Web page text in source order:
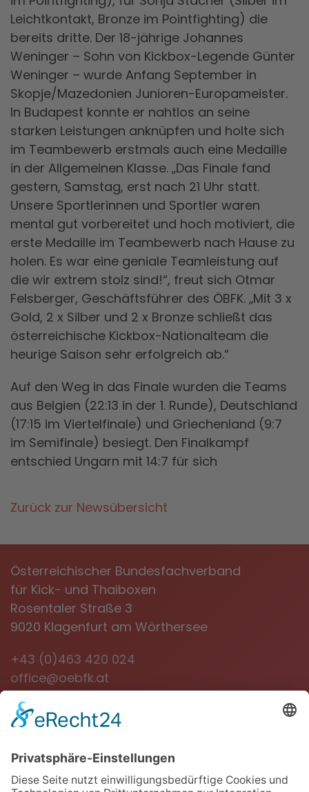
Leichtkontakt, Bronze im Pointfighting) die
bereits dritte. Der 18-jährige Johannes
Weninger – Sohn von Kickbox-Legende Günter
Weninger – wurde Anfang September in
Skopje/Mazedonien Junioren-Europameister.
In Budapest konnte er nahtlos an seine
starken Leistungen anknüpfen und holte sich
im Teambewerb erstmals auch eine Medaille
in der Allgemeinen Klasse. „Das Finale fand
gestern, Samstag, erst nach 21 Uhr statt.
Unsere Sportlerinnen und Sportler waren
mental gut vorbereitet und hoch motiviert, die
erste Medaille im Teambewerb nach Hause zu
holen. Es war eine geniale Teamleistung auf
die wir extrem stolz sind!“, freut sich Otmar
Felsberger, Geschäftsführer des ÖBFK. „Mit 3 x
Gold, 2 x Silber und 2 x Bronze schließt das
österreichische Kickbox-Nationalteam die
heurige Saison sehr erfolgreich ab.“
Auf den Weg in das Finale wurden die Teams
aus Belgien (22:13 in der 1. Runde), Deutschland
(17:15 im Viertelfinale) und Griechenland (9:7
im Semifinale) besiegt. Den Finalkampf
entschied Ungarn mit 14:7 für sich
Zurück zur Newsübersicht
Österreichischer Bundesfachverband
für Kick- und Thaiboxen
Rosentaler Straße 3
9020 Klagenfurt am Wörthersee
+43 (0)463 420 024
office@oebfk.at
NEWSLETTER